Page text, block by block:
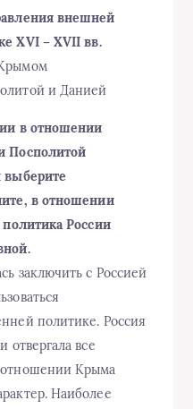
внешней
XVI – XVII вв.
и Данией
в отношении
Посполитой
выберите
в отношении
политика России
заключить с Россией
политике. Россия
отвергала все
Крыма
Наиболее